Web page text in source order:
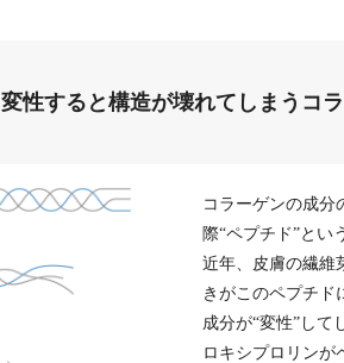
変性すると構造が壊れてしまうコ
コラーゲンの成分
際“ペプチド”とい
近年、皮膚の繊維
きがこのペプチド
成分が“変性”して
ロキシプロリンが